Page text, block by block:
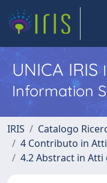
UNICA IRIS
Information
IRIS
Catalogo
4 Contributo in
4.2 Abstract in Atti